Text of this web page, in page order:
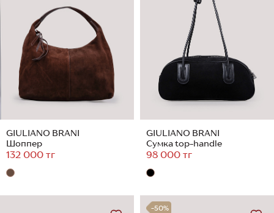
GIULIANO BRANI
Шоппер
132 000 тг
GIULIANO BRANI
Сумка top-handle
98 000 тг
-50%